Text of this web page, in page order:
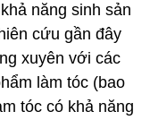
năng sinh sản
cứu gần đây
xuyên với các
làm tóc (bao
tóc có khả năng